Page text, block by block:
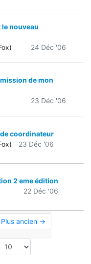
le nouveau
24 Déc '06
de mon
23 Déc '06
coordinateur
23 Déc '06
2 eme édition
22 Déc '06
Plus ancien →